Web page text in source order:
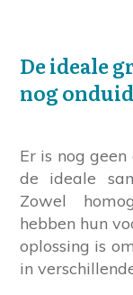
De ideale
nog
Er is nog
de ideale
Zowel
hebben hun
oplossing is
in